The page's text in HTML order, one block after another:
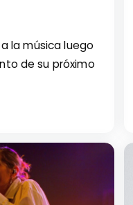
la música luego
de su próximo